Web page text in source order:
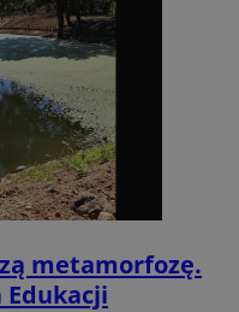
metamorfozę.